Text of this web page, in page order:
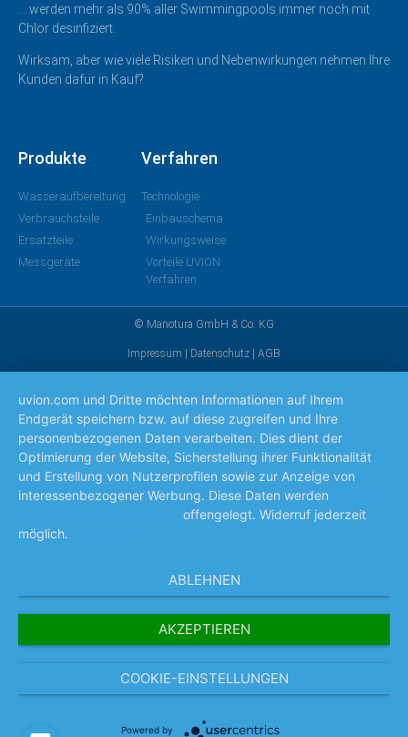
… werden mehr als 90% aller Swimmingpools immer noch mit
Chlor desinfiziert.
Wirksam, aber wie viele Risiken und Nebenwirkungen nehmen Ihre
Kunden dafür in Kauf?
Produkte
Wasseraufbereitung
Verbrauchsteile
Ersatzteile
Messgeräte
Verfahren
Technologie
Einbauschema
Wirkungsweise
Vorteile UVION
Verfahren
© Manotura GmbH & Co. KG
Impressum Datenschutz AGB
uvion.com und Dritte möchten Informationen auf Ihrem
Endgerät speichern bzw. auf diese zugreifen und Ihre
personenbezogenen Daten verarbeiten. Dies dient der
Optimierung der Website, Sicherstellung ihrer Funktionalität
und Erstellung von Nutzerprofilen sowie zur Anzeige von
interessenbezogener Werbung. Diese Daten werden
offengelegt. Widerruf jederzeit
möglich.
ABLEHNEN
AKZEPTIEREN
COOKIE-EINSTELLUNGEN
Powered by